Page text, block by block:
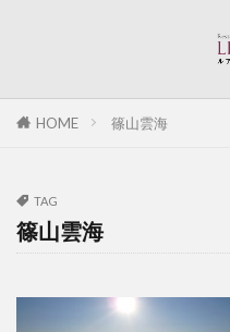
HOME 篠山雲海
TAG
篠山雲海